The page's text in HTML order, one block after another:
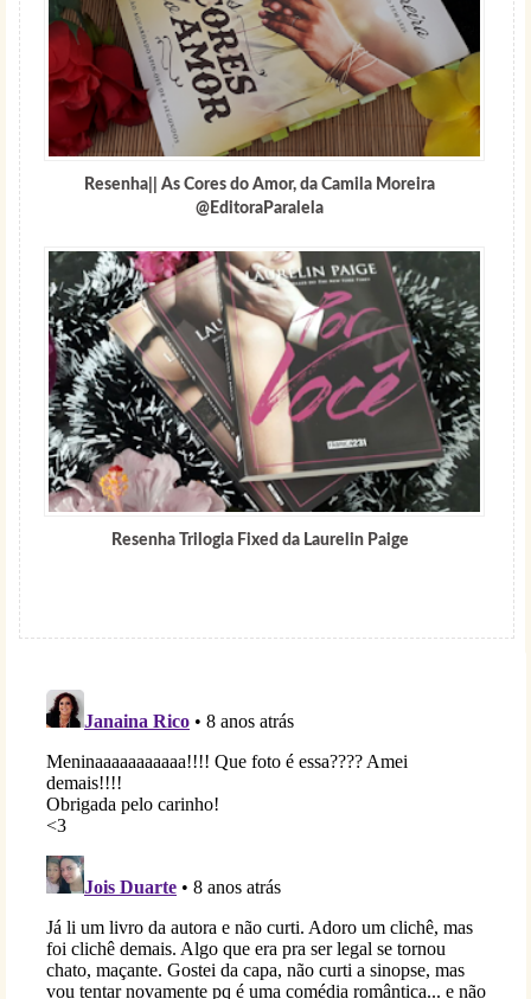
Resenha|| As Cores do Amor, da Camila Moreira
@EditoraParalela
Resenha Trilogia Fixed da Laurelin Paige